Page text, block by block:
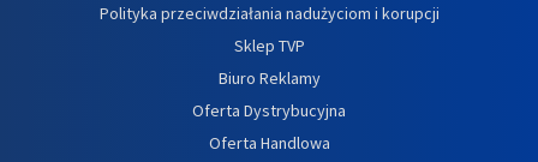
Polityka przeciwdziałania nadużyciom i korupcji
Sklep TVP
Biuro Reklamy
Oferta Dystrybucyjna
Oferta Handlowa